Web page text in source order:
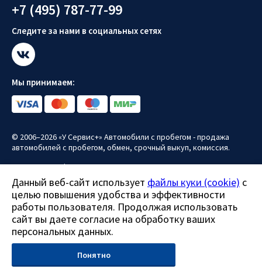
+7 (495) 787-77-99
Следите за нами в социальных сетях
Мы принимаем:
© 2006–2026 «У Сервис+» Автомобили с пробегом - продажа
автомобилей с пробегом, обмен, срочный выкуп, комиссия.
Политика конфиденциальности
Политика использования файлов куки (cookie)
Согласие на обработку персональных данных
Все права защищены.
Данный сайт носит информационно-справочный характер и ни
при каких условиях не является публичной офертой.
Данный веб-сайт использует файлы куки (cookie) с
целью повышения удобства и эффективности
работы пользователя. Продолжая использовать
сайт вы даете согласие на обработку ваших
персональных данных.
Понятно